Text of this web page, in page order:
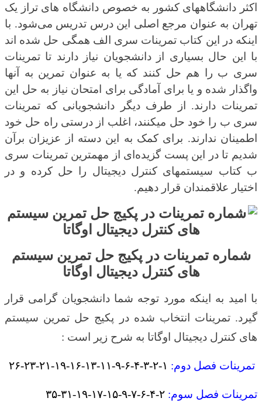
اکثر دانشگاههای کشور به خصوص دانشگاه های تراز یک
تهران به عنوان مرجع اصلی این درس تدریس می‌شود. با
اینکه در این کتاب تمرینات سری الف همگی حل شده اند
با این حال بسیاری از دانشجویان نیاز دارند تا تمرینات
سری ب را هم حل کنند که یا به عنوان تمرین به آنها
واگذار شده و یا برای آمادگی برای امتحان نیاز به حل این
تمرینات دارند. از طرف دیگر دانشجویانی که تمرینات
سری ب را خود حل میکنند، اغلب از درستی راه حل خود
اطمینان ندارند. برای کمک به این دسته از عزیزان برآن
شدیم تا در این پست گزیده‌ای از مهمترین تمرینات سری
ب کتاب سیستمهای کنترل دیجیتال را حل کرده و در
اختیار علاقمندان قرار دهیم.
شماره تمرینات در پکیج حل تمرین سیستم
های کنترل دیجیتال اوگاتا
با امید به اینکه مورد توجه شما دانشجویان گرامی قرار
گیرد. تمرینات انتخاب شده در پکیج حل تمرین سیستم
های کنترل دیجیتال اوگاتا به شرح زیر است :
تمرینات فصل دوم: ۱-۲-۳-۴-۶-۹-۱۱-۱۳-۱۶-۱۹-۲۱-۲۳-۲۶
تمرینات فصل سوم: ۲-۴-۶-۷-۹-۱۵-۱۷-۱۹-۳۱-۳۵